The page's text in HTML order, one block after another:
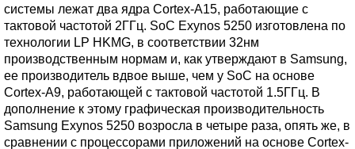
системы лежат два ядра Cortex-A15, работающие с
тактовой частотой 2ГГц. SoC Exynos 5250 изготовлена по
технологии LP HKMG, в соответствии 32нм
производственным нормам и, как утверждают в Samsung,
ее производитель вдвое выше, чем у SoC на основе
Cortex-A9, работающей с тактовой частотой 1.5ГГц. В
дополнение к этому графическая производительность
Samsung Exynos 5250 возросла в четыре раза, опять же, в
сравнении с процессорами приложений на основе Cortex-